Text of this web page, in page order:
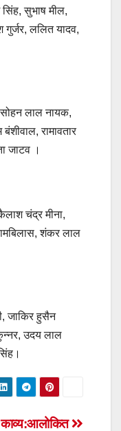
सुभाष मील,
ललित यादव,
लाल नायक,
रामावतार
जाटव ।
चंद्र मीना,
शंकर लाल
जाकिर हुसैन
उदय लाल
काव्य:आलोकित